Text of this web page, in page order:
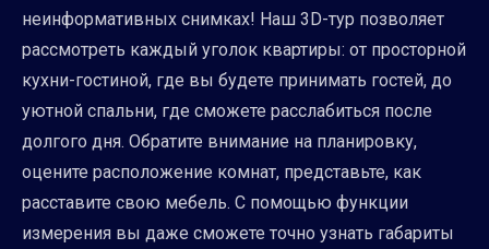
неинформативных снимках! Наш 3D-тур позволяет
рассмотреть каждый уголок квартиры: от просторной
кухни-гостиной, где вы будете принимать гостей, до
уютной спальни, где сможете расслабиться после
долгого дня. Обратите внимание на планировку,
оцените расположение комнат, представьте, как
расставите свою мебель. С помощью функции
измерения вы даже сможете точно узнать габариты